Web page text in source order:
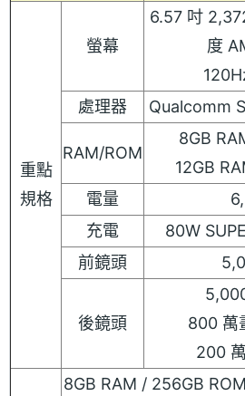
重點
規格
螢幕
6.57 吋
度
處理器
Qualcomm
RAM/ROM
8GB
12GB
電量
充電
80W
前鏡頭
後鏡頭
800 萬
200
8GB RAM / 256GB